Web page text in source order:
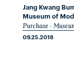
Jang Kwang
Museum of
Purchase -
09.25.2018